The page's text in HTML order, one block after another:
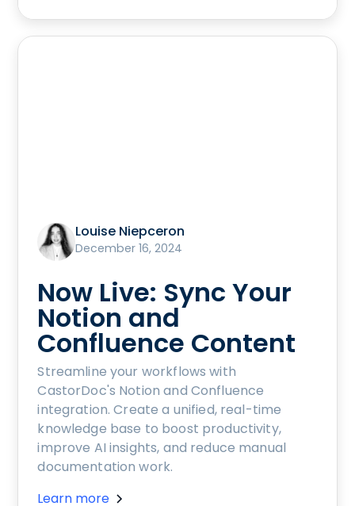
Louise Niepceron
December 16, 2024
Now Live: Sync Your
Notion and
Confluence Content
Streamline your workflows with
CastorDoc's Notion and Confluence
integration. Create a unified, real-time
knowledge base to boost productivity,
improve AI insights, and reduce manual
documentation work.
Learn more